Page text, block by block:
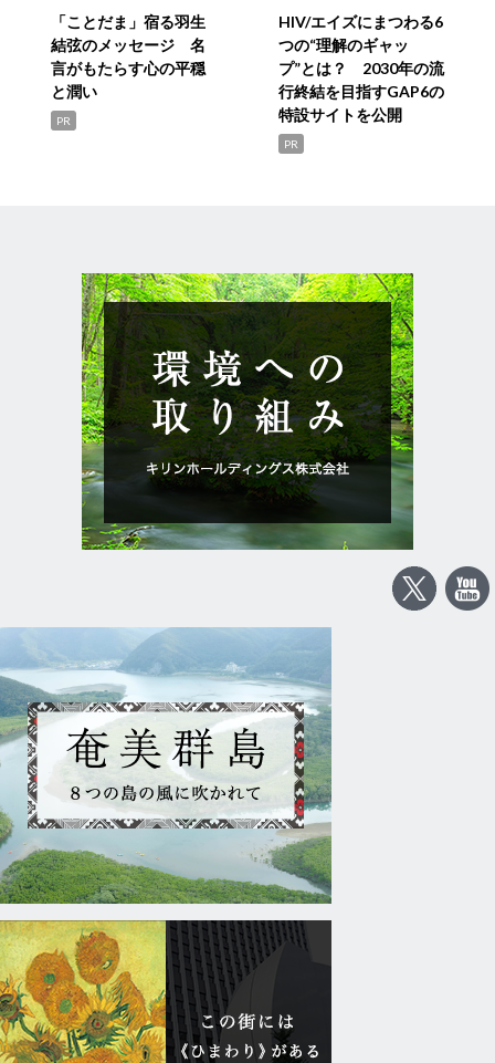
「ことだま」宿る羽生
結弦のメッセージ 名
言がもたらす心の平穏
と潤い
PR
HIV/エイズにまつわる6
つの“理解のギャッ
プ”とは？ 2030年の流
行終結を目指すGAP6の
特設サイトを公開
PR